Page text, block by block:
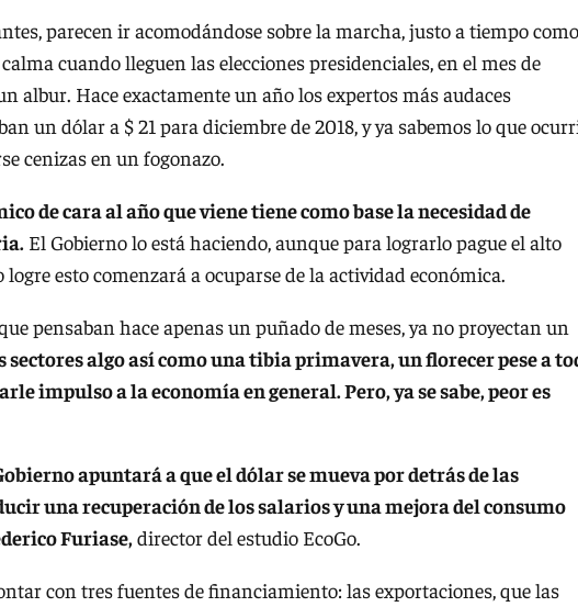
parecen ir acomodándose sobre la marcha, justo a tiempo como
cuando lleguen las elecciones presidenciales, en el mes de
albur. Hace exactamente un año los expertos más audaces
un dólar a $ 21 para diciembre de 2018, y ya sabemos lo que
cenizas en un fogonazo.
de cara al año que viene tiene como base la necesidad de
El Gobierno lo está haciendo, aunque para lograrlo pague el alto
esto comenzará a ocuparse de la actividad económica.
pensaban hace apenas un puñado de meses, ya no proyectan un
sectores algo así como una tibia primavera, un florecer pese a
impulso a la economía en general. Pero, ya se sabe, peor es
apuntará a que el dólar se mueva por detrás de las
una recuperación de los salarios y una mejora del consumo
Furiase,director del estudio EcoGo.
con tres fuentes de financiamiento: las exportaciones, que las